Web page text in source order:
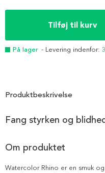
Tilføj til kurv
På lager - Levering indenfor:
Produktbeskrivelse
Fang styrken og
Om produktet
Watercolor Rhino er en smuk